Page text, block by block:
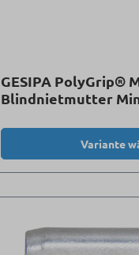
GESIPA PolyGrip®
Blindnietmutter
Variante